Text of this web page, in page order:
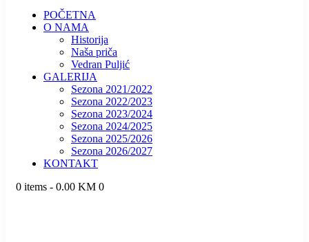
POČETNA
O NAMA
Historija
Naša priča
Vedran Puljić
GALERIJA
Sezona 2021/2022
Sezona 2022/2023
Sezona 2023/2024
Sezona 2024/2025
Sezona 2025/2026
Sezona 2026/2027
KONTAKT
0 items - 0.00 KM 0